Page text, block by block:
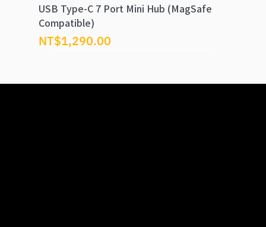
USB Type-C 7 Port Mini Hub (MagSafe
Compatible)
價格
NT$1,290.00